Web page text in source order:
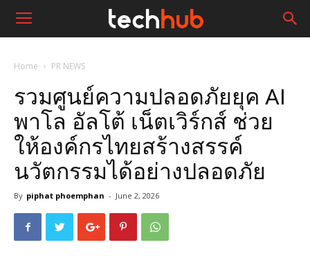
Home PR NEWS
รวมศูนย์ความปลอดภัยยุค AI
พาโล อัลโต้ เน็ตเวิร์กส์ ช่วย
ให้องค์กรไทยสร้างสรรค์
นวัตกรรมได้อย่างปลอดภัย
By piphat phoemphan - June 2, 2026